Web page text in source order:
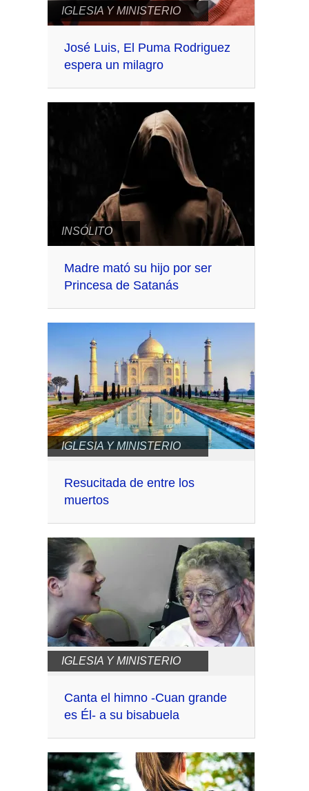
IGLESIA Y MINISTERIO
José Luis, El Puma Rodriguez
espera un milagro
INSÓLITO
Madre mató su hijo por ser
Princesa de Satanás
IGLESIA Y MINISTERIO
Resucitada de entre los
muertos
IGLESIA Y MINISTERIO
Canta el himno -Cuan grande
es Él- a su bisabuela